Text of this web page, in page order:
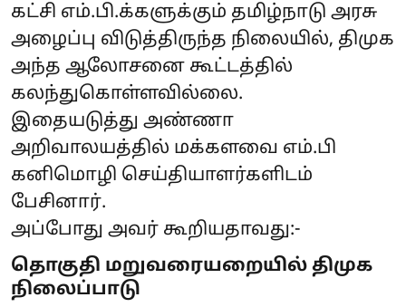
கட்சி எம்.பி.க்களுக்கும் தமிழ்நாடு அரசு
அழைப்பு விடுத்திருந்த நிலையில், திமுக
அந்த ஆலோசனை கூட்டத்தில்
கலந்துகொள்ளவில்லை.
இதையடுத்து அண்ணா
அறிவாலயத்தில் மக்களவை எம்.பி
கனிமொழி செய்தியாளர்களிடம்
பேசினார்.
அப்போது அவர் கூறியதாவது:-
தொகுதி மறுவரையறையில் திமுக
நிலைப்பாடு